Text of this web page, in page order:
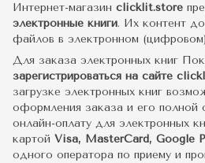
Интернет-магазин clicklit.store
электронные книги. Их контент
файлов в электронном
Для заказа электронных книг
зарегистрироваться на сайте
загрузке электронных книг
оформления заказа и его полной
онлайн-оплату для электронных
картой Visa, MasterCard, Google
одного оператора по приему и